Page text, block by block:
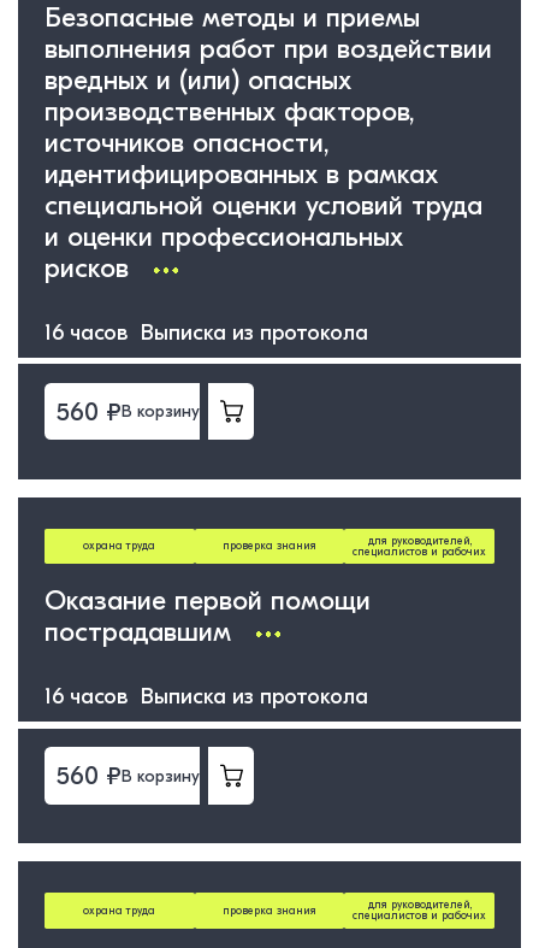
Безопасные методы и приемы
выполнения работ при воздействии
вредных и (или) опасных
производственных факторов,
источников опасности,
идентифицированных в рамках
специальной оценки условий труда
и оценки профессиональных
рисков
16 часов Выписка из протокола
560 ₽В корзину
охрана труда проверка знания
для руководителей,
специалистов и рабочих
Оказание первой помощи
пострадавшим
16 часов Выписка из протокола
560 ₽В корзину
охрана труда проверка знания
для руководителей,
специалистов и рабочих